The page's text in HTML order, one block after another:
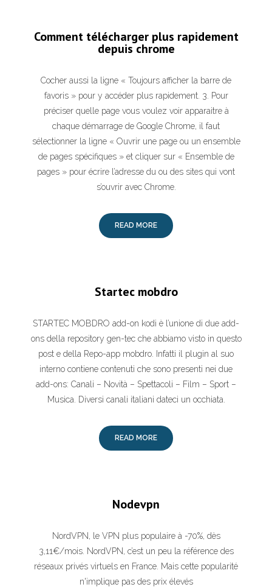
Comment télécharger plus rapidement
depuis chrome
Cocher aussi la ligne « Toujours afficher la barre de
favoris » pour y accéder plus rapidement. 3. Pour
préciser quelle page vous voulez voir apparaitre à
chaque démarrage de Google Chrome, il faut
sélectionner la ligne « Ouvrir une page ou un ensemble
de pages spécifiques » et cliquer sur « Ensemble de
pages » pour écrire l’adresse du ou des sites qui vont
s’ouvrir avec Chrome.
READ MORE
Startec mobdro
STARTEC MOBDRO add-on kodi è l’unione di due add-
ons della repository gen-tec che abbiamo visto in questo
post e della Repo-app mobdro. Infatti il plugin al suo
interno contiene contenuti che sono presenti nei due
add-ons: Canali – Novità – Spettacoli – Film – Sport –
Musica. Diversi canali italiani dateci un occhiata.
READ MORE
Nodevpn
NordVPN, le VPN plus populaire à -70%, dès
3,11€/mois. NordVPN, c’est un peu la référence des
réseaux privés virtuels en France. Mais cette popularité
n'implique pas des prix élevés